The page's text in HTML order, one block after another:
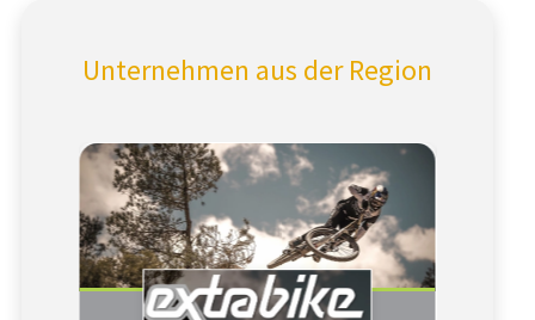
Unternehmen aus der Region